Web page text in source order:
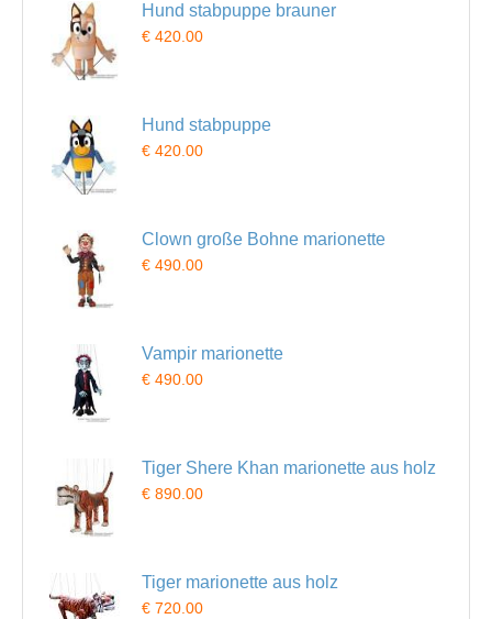
Hund stabpuppe brauner
€ 420.00
Hund stabpuppe
€ 420.00
Clown große Bohne marionette
€ 490.00
Vampir marionette
€ 490.00
Tiger Shere Khan marionette aus holz
€ 890.00
Tiger marionette aus holz
€ 720.00